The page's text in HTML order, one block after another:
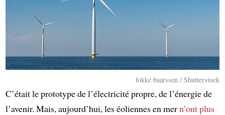
fokke baarssen / Shutterstock
C’était le prototype de l’électricité propre, de l’énergie de
l’avenir. Mais, aujourd’hui, les éoliennes en mern’ont plus